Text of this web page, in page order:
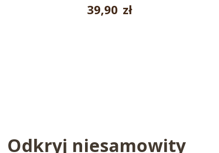
39,90 zł
Odkryj niesamowity